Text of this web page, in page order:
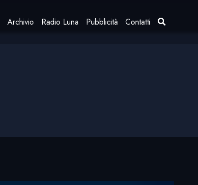
Archivio Radio Luna Pubblicità Contatti